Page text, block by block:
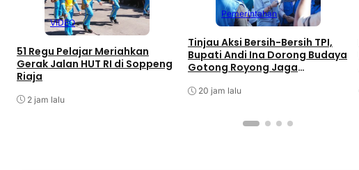
VIDEO
51 Regu Pelajar Meriahkan
Gerak Jalan HUT RI di Soppeng
Riaja
2 jam lalu
Pemerintahan
Tinjau Aksi Bersih-Bersih TPI,
Bupati Andi Ina Dorong Budaya
Gotong Royong Jaga
20 jam lalu